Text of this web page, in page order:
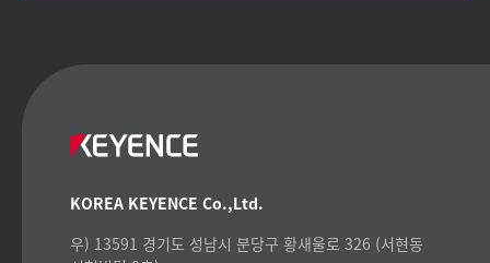
KOREA KEYENCE Co.,Ltd.
우) 13591 경기도 성남시 분당구 황새울로 326 (서현동